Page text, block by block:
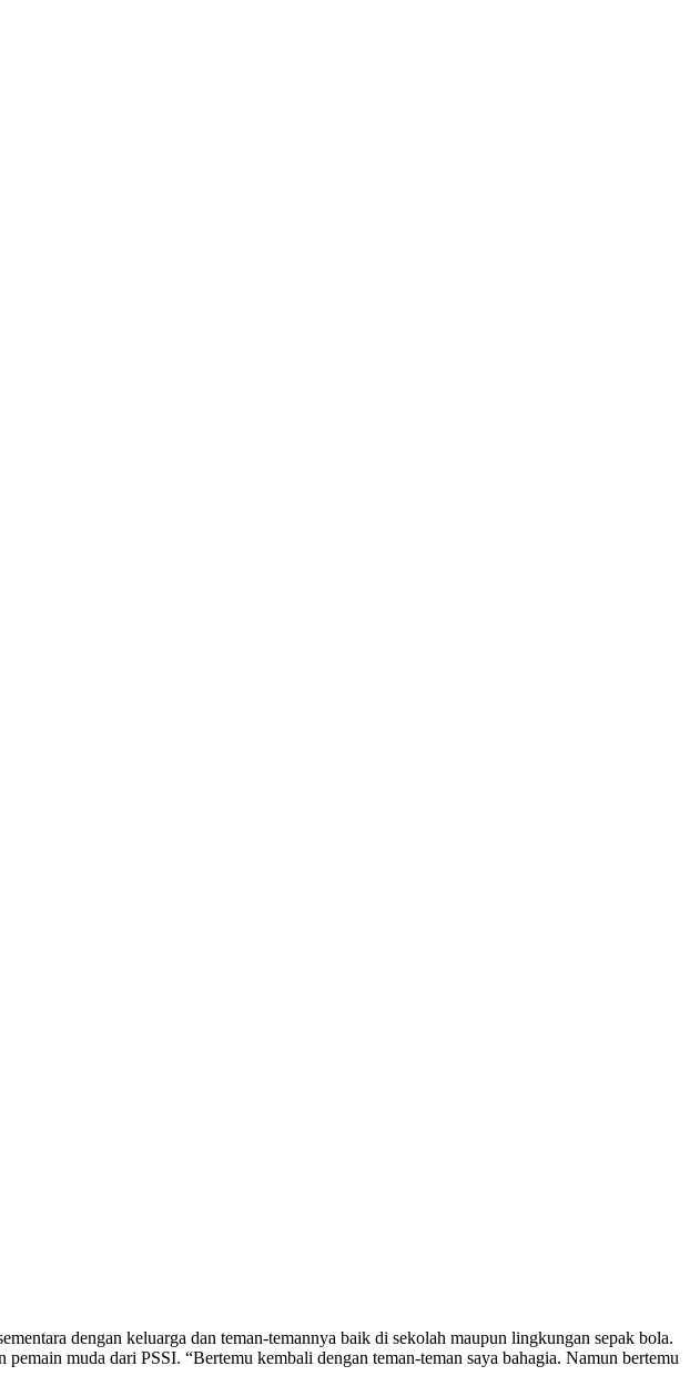
dengan keluarga dan teman-temannya baik di sekolah maupun lingkungan sepak bola.
muda dari PSSI. “Bertemu kembali dengan teman-teman saya bahagia. Namun bertemu